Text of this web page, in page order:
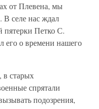
от Плевена, мы
В селе нас ждал
пятерки Петко С.
его о времени нашего
в старых
спрятали
подозрения,